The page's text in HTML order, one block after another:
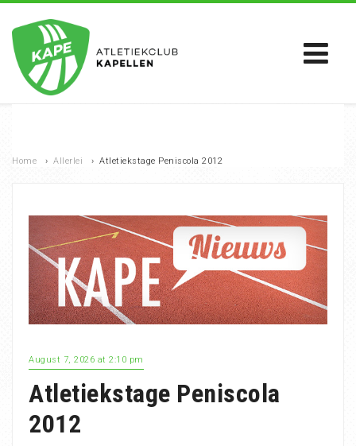
Home › Allerlei › Atletiekstage Peniscola 2012
August 7, 2026 at 2:10 pm
Atletiekstage Peniscola
2012